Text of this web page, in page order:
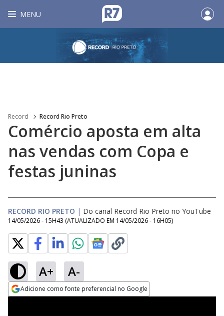
MENU
Record Record Rio Preto
Comércio aposta em alta
nas vendas com Copa e
festas juninas
RECORD RIO PRETO | Do canal Record Rio Preto no YouTube
14/05/2026 - 15H43 (ATUALIZADO EM 14/05/2026 - 16H05)
A+ A-
Adicione como fonte preferencial no Google